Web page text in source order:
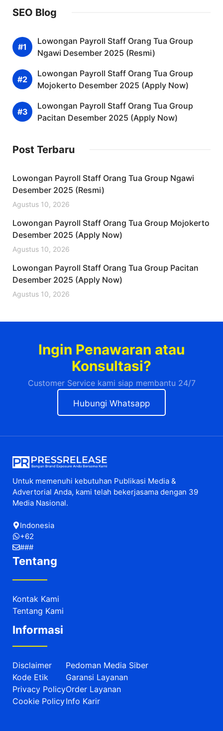
SEO Blog
Lowongan Payroll Staff Orang Tua Group
Ngawi Desember 2025 (Resmi)
Lowongan Payroll Staff Orang Tua Group
Mojokerto Desember 2025 (Apply Now)
Lowongan Payroll Staff Orang Tua Group
Pacitan Desember 2025 (Apply Now)
Post Terbaru
Lowongan Payroll Staff Orang Tua Group Ngawi
Desember 2025 (Resmi)
Agustus 10, 2026
Lowongan Payroll Staff Orang Tua Group Mojokerto
Desember 2025 (Apply Now)
Agustus 10, 2026
Lowongan Payroll Staff Orang Tua Group Pacitan
Desember 2025 (Apply Now)
Agustus 10, 2026
Ingin Penawaran atau
Konsultasi?
Customer Service kami siap membantu 24/7
Hubungi Whatsapp
Untuk memenuhi kebutuhan Publikasi Media &
Advertorial Anda, kami telah bekerjasama dengan 39
Media Nasional.
Indonesia
+62
###
Tentang
Kontak Kami
Tentang Kami
Informasi
Disclaimer
Kode Etik
Privacy Policy
Cookie Policy
Pedoman Media Siber
Garansi Layanan
Order Layanan
Info Karir